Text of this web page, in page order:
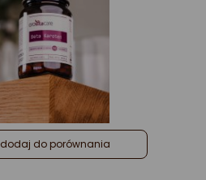
dodaj do porównania